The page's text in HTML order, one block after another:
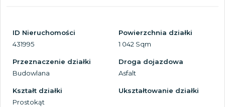
ID Nieruchomości
431995
Powierzchnia działki
1 042 Sqm
Przeznaczenie działki
Budowlana
Droga dojazdowa
Asfalt
Kształt działki
Prostokąt
Ukształtowanie działki